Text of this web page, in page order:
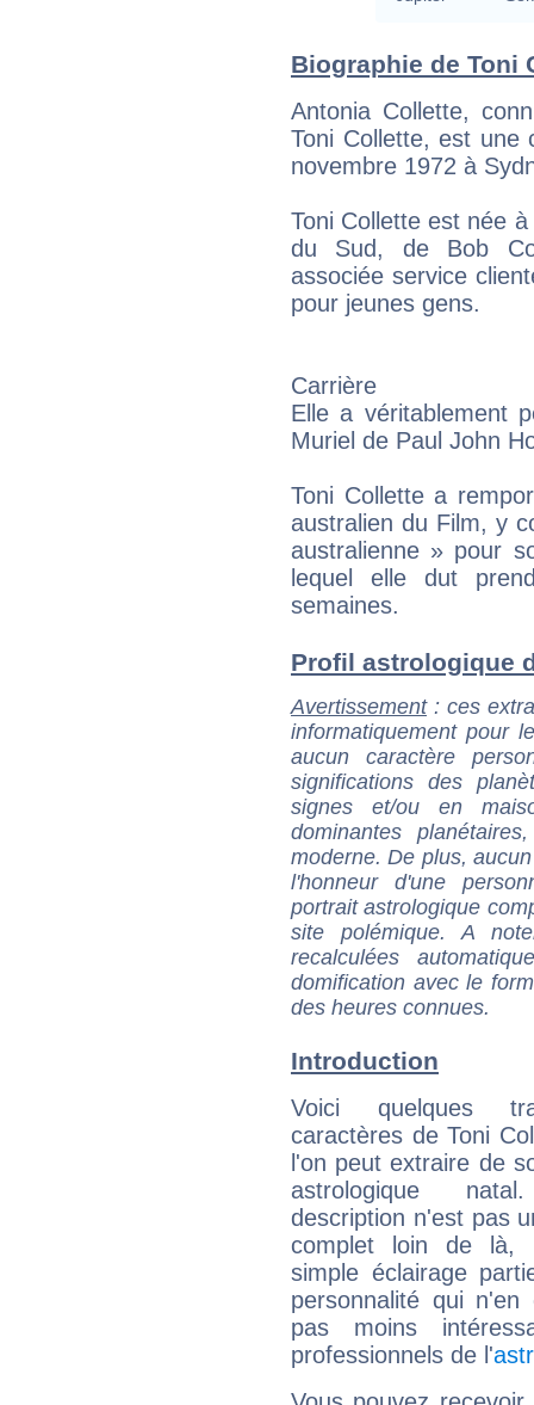
Biographie de Toni
Antonia Collette,
Toni Collette, est une
novembre 1972 à
Toni Collette est née
du Sud, de Bob
associée service
pour jeunes gens.
Carrière
Elle a véritablement
Muriel de Paul John
Toni Collette a
australien du Film, y
australienne » pour
lequel elle dut
semaines.
Profil astrologique
Avertissement: ces
informatiquement pour
aucun caractère
significations des
signes et/ou en
dominantes
moderne. De plus,
l'honneur d'une
portrait astrologique
site polémique. A
recalculées
domification avec le
des heures connues.
Introduction
Voici quelques
caractères de Toni
l'on peut extraire de
astrologique
description n'est pas
complet loin de là,
simple éclairage
personnalité qui n'en
pas moins
professionnels de l'